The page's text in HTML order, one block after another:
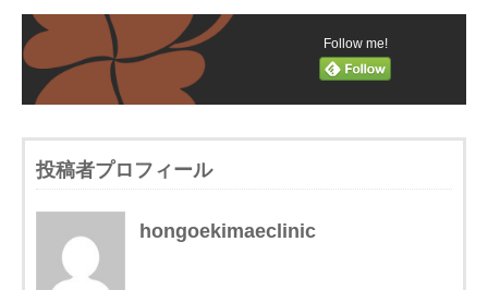
Follow me!
投稿者プロフィール
hongoekimaeclinic